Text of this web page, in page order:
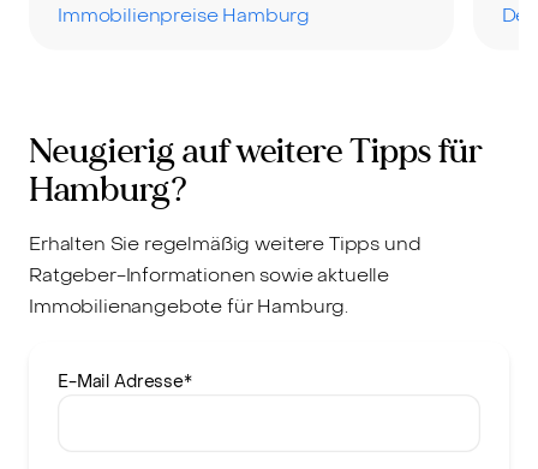
Immobilienpreise Hamburg
Neugierig auf weitere Tipps für
Hamburg?
Erhalten Sie regelmäßig weitere Tipps und
Ratgeber-Informationen sowie aktuelle
Immobilienangebote für Hamburg.
E-Mail Adresse*